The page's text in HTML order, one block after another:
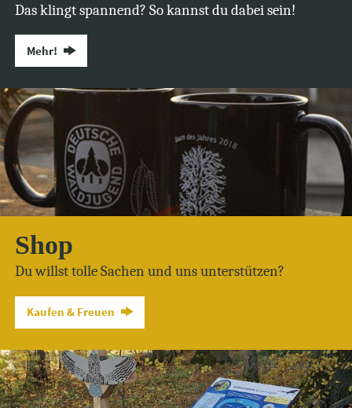
Das klingt spannend? So kannst du dabei sein!
Mehr!
Shop
Du willst tolle Sachen und uns unterstützen?
Kaufen & Freuen